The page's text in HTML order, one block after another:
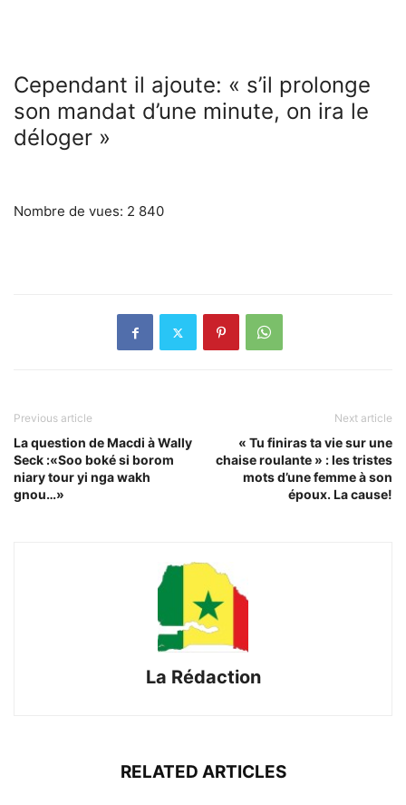
Cependant il ajoute: « s’il prolonge
son mandat d’une minute, on ira le
déloger »
Nombre de vues: 2 840
Previous article
La question de Macdi à Wally
Seck :«Soo boké si borom
niary tour yi nga wakh
gnou…»
Next article
« Tu finiras ta vie sur une
chaise roulante » : les tristes
mots d’une femme à son
époux. La cause!
La Rédaction
RELATED ARTICLES